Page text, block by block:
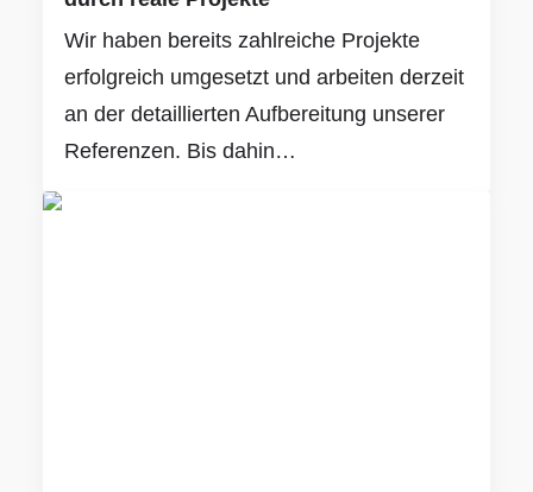
Wir haben bereits zahlreiche Projekte
erfolgreich umgesetzt und arbeiten derzeit
an der detaillierten Aufbereitung unserer
Referenzen. Bis dahin…